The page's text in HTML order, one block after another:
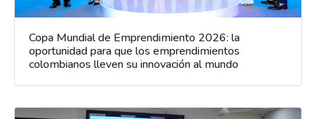
Copa Mundial de Emprendimiento 2026: la
oportunidad para que los emprendimientos
colombianos lleven su innovación al mundo